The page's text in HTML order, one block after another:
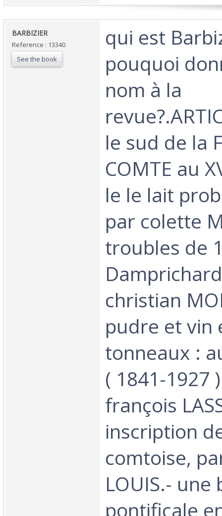
‎BARBIZIER‎
Reference : 13340
See the book
‎qui est
pouquoi
nom à la
le sud de la
COMTE au
le le lait
par colette
troubles de
christian
pudre et vin
tonneaux :
( 1841-1927
françois
inscription
comtoise,
LOUIS.- une
pontificale